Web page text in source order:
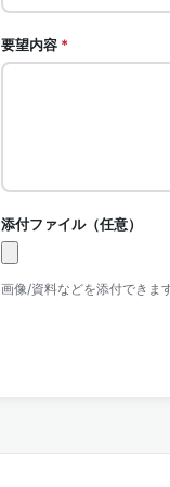
要望内容 *
添付ファイル（任意）
画像/資料などを添付できま